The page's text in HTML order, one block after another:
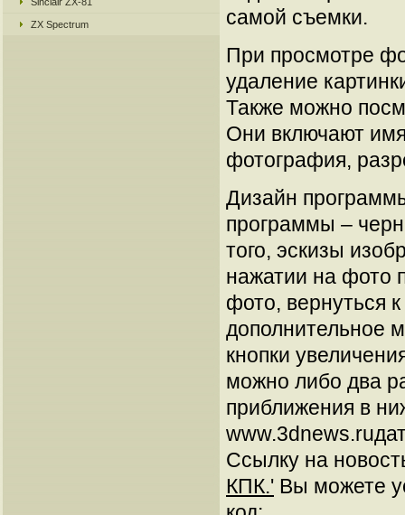
ZX Spectrum
самой съемки.
При просмотре
удаление
Также можно
Они включают
фотография,
Дизайн
программы –
того, эскизы
нажатии на фото
фото, вернуться
дополнительное
кнопки
можно либо два
приближения в
Ссылку на
КПК.' Вы можете